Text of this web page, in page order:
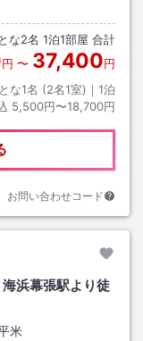
な2名 1泊1部屋 合計
円 〜 37,400円
な1名 (2名1室)｜ 1泊
5,500円〜18,700円
お問い合わせコード
浜幕張駅より徒
米